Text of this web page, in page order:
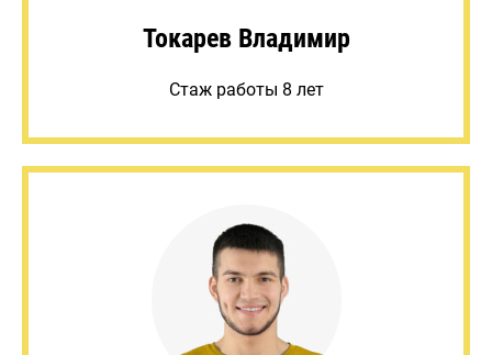
Токарев Владимир
Стаж работы 8 лет